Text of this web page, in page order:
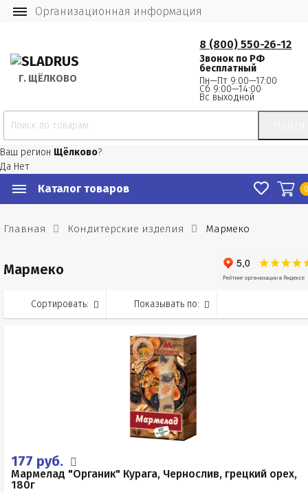
Организационная информация
Г. ЩЁЛКОВО
8 (800) 550-26-12
Звонок по РФ
бесплатный
Пн—Пт 9:00—17:00
Сб 9:00—14:00
Вс выходной
Ваш регион Щёлково?
Да Нет
Каталог товаров
Главная Кондитерские изделия Мармеко
Мармеко
Сортировать: Показывать по:
177 руб.
Мармелад "Органик" Курага, Чернослив, грецкий орех,
180г